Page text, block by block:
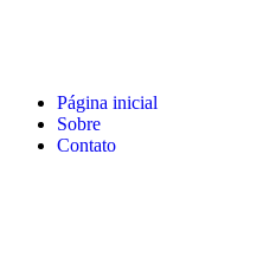
Página inicial
Sobre
Contato